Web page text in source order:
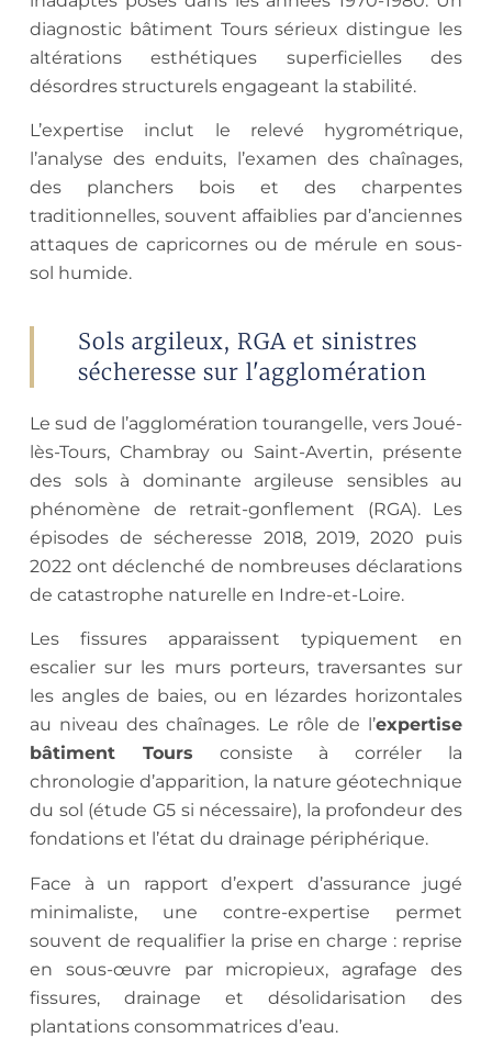
diagnostic bâtiment Tours sérieux distingue les
altérations esthétiques superficielles des
désordres structurels engageant la stabilité.
L’expertise inclut le relevé hygrométrique,
l’analyse des enduits, l’examen des chaînages,
des planchers bois et des charpentes
traditionnelles, souvent affaiblies par d’anciennes
attaques de capricornes ou de mérule en sous-
sol humide.
Sols argileux, RGA et sinistres
sécheresse sur l'agglomération
Le sud de l’agglomération tourangelle, vers Joué-
lès-Tours, Chambray ou Saint-Avertin, présente
des sols à dominante argileuse sensibles au
phénomène de retrait-gonflement (RGA). Les
épisodes de sécheresse 2018, 2019, 2020 puis
2022 ont déclenché de nombreuses déclarations
de catastrophe naturelle en Indre-et-Loire.
Les fissures apparaissent typiquement en
escalier sur les murs porteurs, traversantes sur
les angles de baies, ou en lézardes horizontales
au niveau des chaînages. Le rôle de l’expertise
bâtiment Tours consiste à corréler la
chronologie d’apparition, la nature géotechnique
du sol (étude G5 si nécessaire), la profondeur des
fondations et l’état du drainage périphérique.
Face à un rapport d’expert d’assurance jugé
minimaliste, une contre-expertise permet
souvent de requalifier la prise en charge : reprise
en sous-œuvre par micropieux, agrafage des
fissures, drainage et désolidarisation des
plantations consommatrices d’eau.